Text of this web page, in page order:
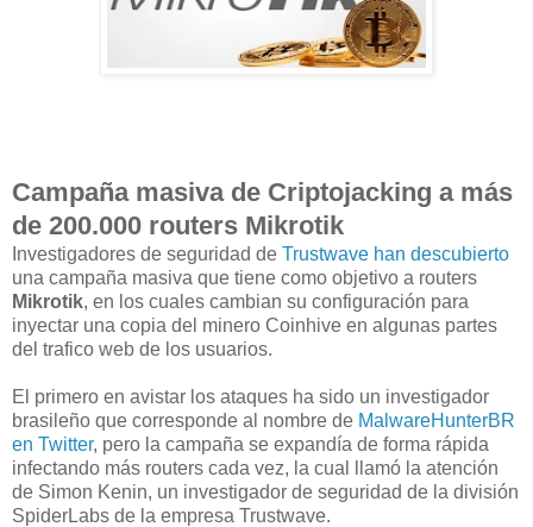
Campaña masiva de Criptojacking a más
de 200.000 routers Mikrotik
Investigadores de seguridad de Trustwave han descubierto
una campaña masiva que tiene como objetivo a routers
Mikrotik, en los cuales cambian su configuración para
inyectar una copia del minero Coinhive en algunas partes
del trafico web de los usuarios.
El primero en avistar los ataques ha sido un investigador
brasileño que corresponde al nombre de MalwareHunterBR
en Twitter, pero la campaña se expandía de forma rápida
infectando más routers cada vez, la cual llamó la atención
de Simon Kenin, un investigador de seguridad de la división
SpiderLabs de la empresa Trustwave.